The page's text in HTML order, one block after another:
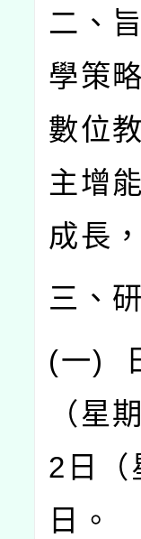
二、
學策
數位
主增
成長
三、
(一)
（星
2 日
日。